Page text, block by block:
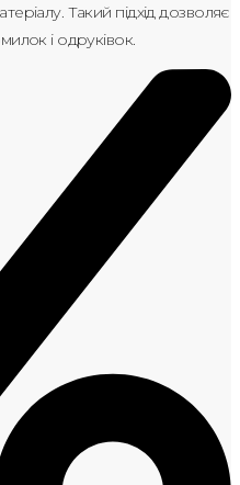
Такий підхід дозволяє
і одруківок.